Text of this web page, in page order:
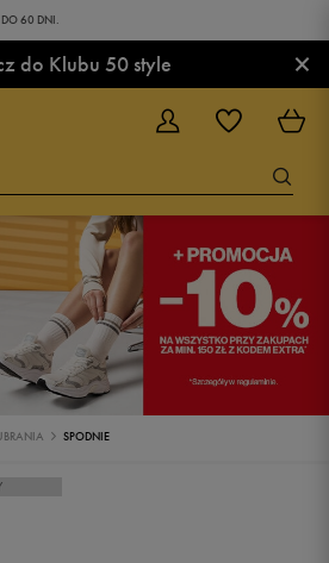
60 DNI.
do Klubu 50 style ×
SPODNIE